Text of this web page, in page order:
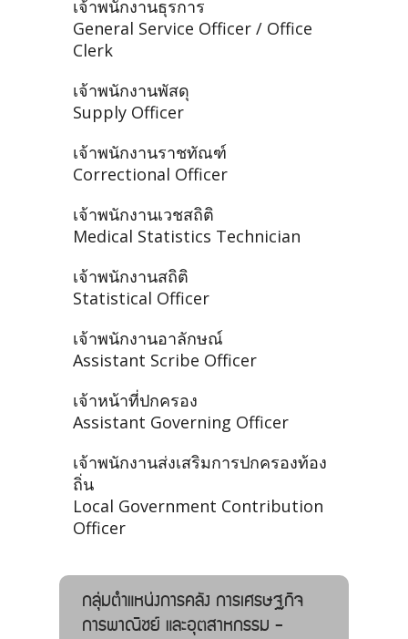
เจ้าพนักงานธุรการ
General Service Officer / Office
Clerk
เจ้าพนักงานพัสดุ
Supply Officer
เจ้าพนักงานราชทัณฑ์
Correctional Officer
เจ้าพนักงานเวชสถิติ
Medical Statistics Technician
เจ้าพนักงานสถิติ
Statistical Officer
เจ้าพนักงานอาลักษณ์
Assistant Scribe Officer
เจ้าหน้าที่ปกครอง
Assistant Governing Officer
เจ้าพนักงานส่งเสริมการปกครองท้อง
ถิ่น
Local Government Contribution
Officer
กลุ่มตำแหน่งการคลัง การเศรษฐกิจ
การพาณิชย์ และอุตสาหกรรม -